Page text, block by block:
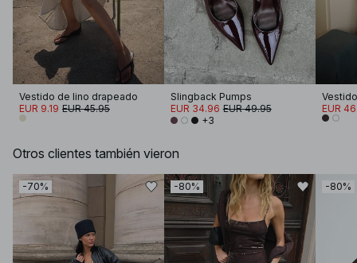
Vestido de lino drapeado
EUR 9.19 EUR 45.95
Slingback Pumps
EUR 34.96 EUR 49.95
+3
EUR
Otros clientes también vieron
-70% -80% -80%